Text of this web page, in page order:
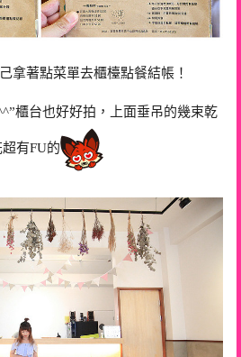
拿著點菜單去櫃檯點餐結帳！
櫃台也好好拍，上面垂吊的幾束乾
有FU的